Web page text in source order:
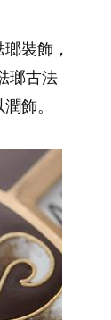
裝飾，
瑯古法
飾。